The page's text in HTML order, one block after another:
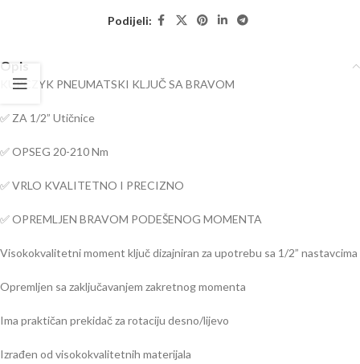
Podijeli:
Opis
KUPCZYK PNEUMATSKI KLJUČ SA BRAVOM
✅ ZA 1/2” Utičnice
✅ OPSEG 20-210 Nm
✅ VRLO KVALITETNO I PRECIZNO
✅ OPREMLJEN BRAVOM PODEŠENOG MOMENTA
Visokokvalitetni moment ključ dizajniran za upotrebu sa 1/2” nastavcima
Opremljen sa zaključavanjem zakretnog momenta
Ima praktičan prekidač za rotaciju desno/lijevo
Izrađen od visokokvalitetnih materijala